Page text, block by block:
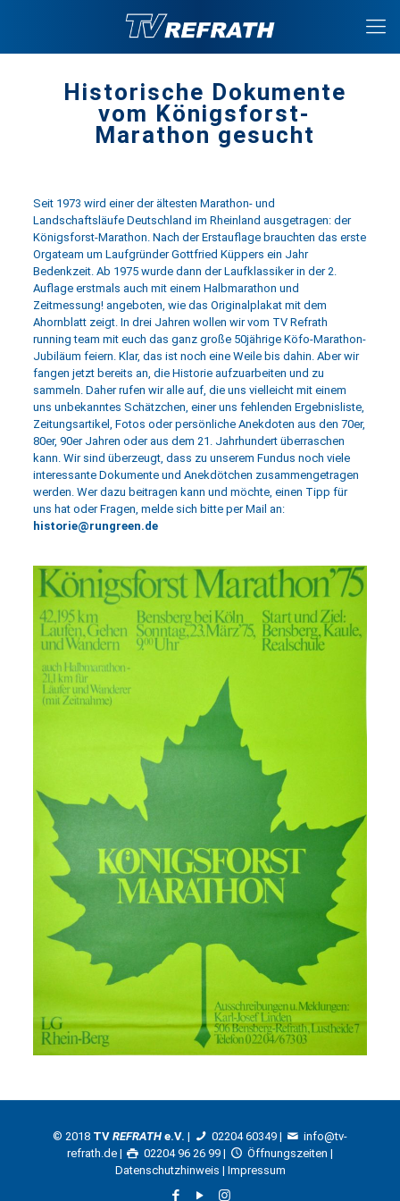
Historische Dokumente
vom Königsforst-
Marathon gesucht
Seit 1973 wird einer der ältesten Marathon- und
Landschaftsläufe Deutschland im Rheinland ausgetragen: der
Königsforst-Marathon. Nach der Erstauflage brauchten das erste
Orgateam um Laufgründer Gottfried Küppers ein Jahr
Bedenkzeit. Ab 1975 wurde dann der Laufklassiker in der 2.
Auflage erstmals auch mit einem Halbmarathon und
Zeitmessung! angeboten, wie das Originalplakat mit dem
Ahornblatt zeigt. In drei Jahren wollen wir vom TV Refrath
running team mit euch das ganz große 50jährige Köfo-Marathon-
Jubiläum feiern. Klar, das ist noch eine Weile bis dahin. Aber wir
fangen jetzt bereits an, die Historie aufzuarbeiten und zu
sammeln. Daher rufen wir alle auf, die uns vielleicht mit einem
uns unbekanntes Schätzchen, einer uns fehlenden Ergebnisliste,
Zeitungsartikel, Fotos oder persönliche Anekdoten aus den 70er,
80er, 90er Jahren oder aus dem 21. Jahrhundert überraschen
kann. Wir sind überzeugt, dass zu unserem Fundus noch viele
interessante Dokumente und Anekdötchen zusammengetragen
werden. Wer dazu beitragen kann und möchte, einen Tipp für
uns hat oder Fragen, melde sich bitte per Mail an:
historie@rungreen.de
© 2018 TV REFRATHe.V. | 02204 60349 |
info@tv-
refrath.de| 02204 96 26 99 | Öffnungszeiten |
Datenschutzhinweis | Impressum